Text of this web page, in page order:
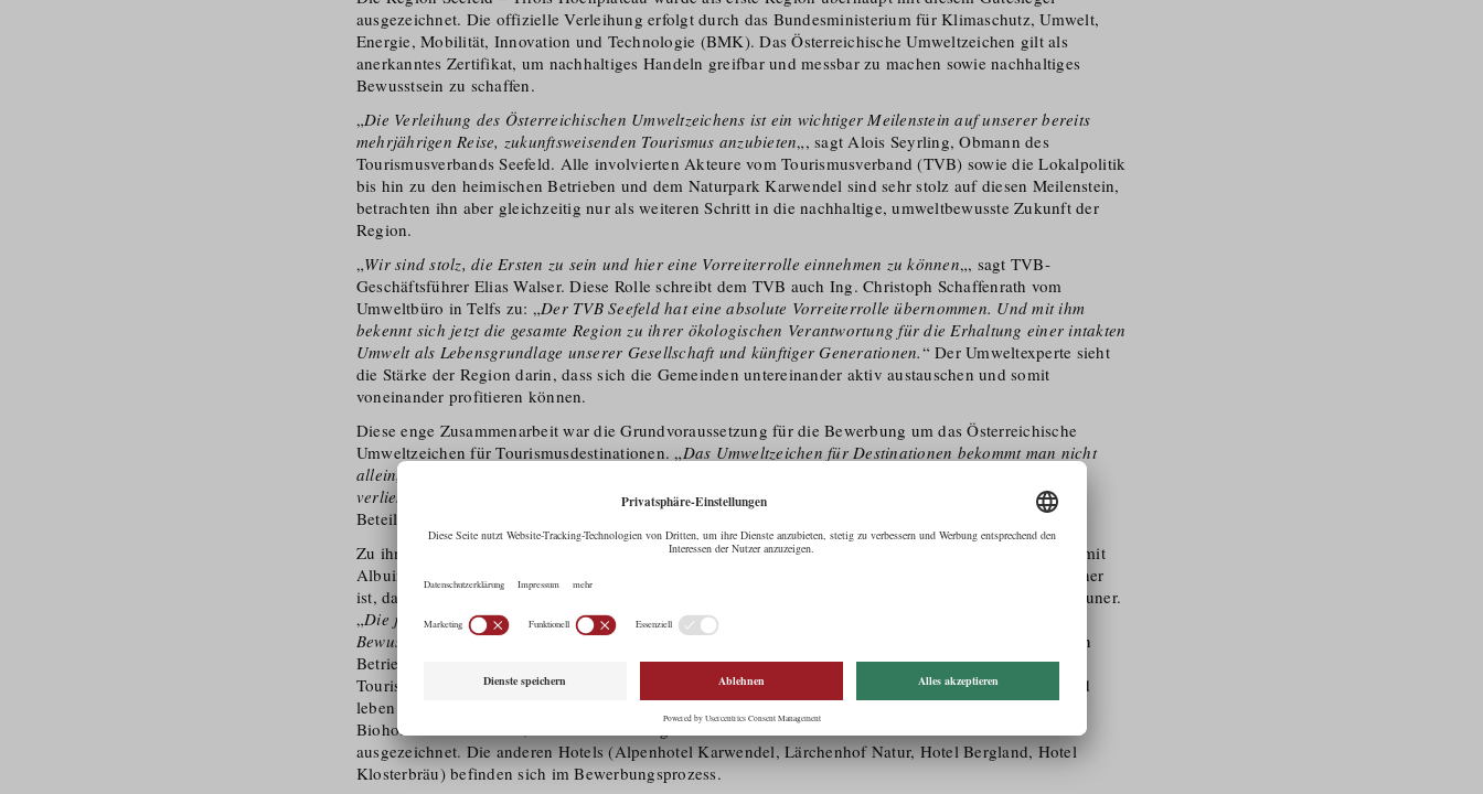
ausgezeichnet. Die offizielle Verleihung erfolgt durch das Bundesmi­nisterium für Klimaschutz, Umwelt,
Energie, Mobilität, Innovation und Technologie (BMK). Das Österreichische Umweltzeichen gilt als
anerkanntes Zertifikat, um nachhaltiges Handeln greifbar und messbar zu machen sowie nachhaltiges
Bewusstsein zu schaffen.
„Die Verleihung des Österreichischen Umweltzeichens ist ein wichtiger Meilenstein auf unserer bereits
mehrjährigen Reise, zukunftsweisenden Tourismus anzubieten„, sagt Alois Seyrling, Obmann des
Tourismus­verbands Seefeld. Alle involvierten Akteure vom Tourismusverband (TVB) sowie die Lokalpolitik
bis hin zu den heimischen Betrieben und dem Naturpark Karwendel sind sehr stolz auf diesen Meilenstein,
betrachten ihn aber gleichzeitig nur als weiteren Schritt in die nachhaltige, umweltbewusste Zukunft der
Region.
„Wir sind stolz, die Ersten zu sein und hier eine Vorreiterrolle einnehmen zu können„, sagt TVB-
Geschäftsführer Elias Walser. Diese Rolle schreibt dem TVB auch Ing. Christoph Schaffenrath vom
Umweltbüro in Telfs zu: „Der TVB Seefeld hat eine absolute Vorreiterrolle übernommen. Und mit ihm
bekennt sich jetzt die gesamte Region zu ihrer ökologischen Verantwortung für die Erhaltung einer intakten
Umwelt als Lebensgrundlage unserer Gesellschaft und künftiger Generationen.“ Der Umweltexperte sieht
die Stärke der Region darin, dass sich die Gemeinden untereinander aktiv austauschen und somit
voneinander profitieren können.
Diese enge Zusammenarbeit war die Grundvor­aussetzung für die Bewerbung um das Österreichische
Umweltzeichen für Tourismus­de­s­ti­nationen. „Das Umweltzeichen für Destinationen bekommt man nicht
allein, weder als Gemeinde noch als Tourismusverband. Es wird an die Region in ihrer Gesamtheit
verliehen und nur dann, wenn alle Akteure zusammenarbeiten
„, erklärt Walser, der froh ist, dass alle
Beteiligten so geschlossen hinter dem Konzept der Nachhaltigkeit stehen.
Zu ihnen zählt neben der Lokalpolitik und dem TVB auch das Regional­ma­nagement Innsbruck Land mit
Albuin Neuner an der Spitze, das vor allem in den Energie- und Klimaschutzfragen ein wichtiger Partner
ist, da es hier große überregionale Konzepte braucht.
„, sagt Neuner.
„Die jetzt erfolgte Zertifizierung der Region Seefeld mit dem Umweltzeichen ist sowohl für die
Bewusstseinsbildung als auch für die Vorbildwirkung nach außen sehr wertvoll
„. Auch die heimischen
Betriebe wollen Vorbilder sein und das Bewusstsein schärfen – allen voran die Plateau Pioniere: Der
Tourismusverband, der Naturpark Karwendel sowie sechs Hotelbetriebe gehören zu dieser Gruppe und
leben vor, wie Nachhaltigkeit funktionieren kann. Zwei von ihnen, das Naturhotel aufatmen und das
Biohotel Leutascherhof, wurden ebenfalls gerade mit dem Umweltzeichen und dem EU-Ecolabel
ausgezeichnet. Die anderen Hotels (Alpenhotel Karwendel, Lärchenhof Natur, Hotel Bergland, Hotel
Klosterbräu) befinden sich im Bewerbungsprozess.